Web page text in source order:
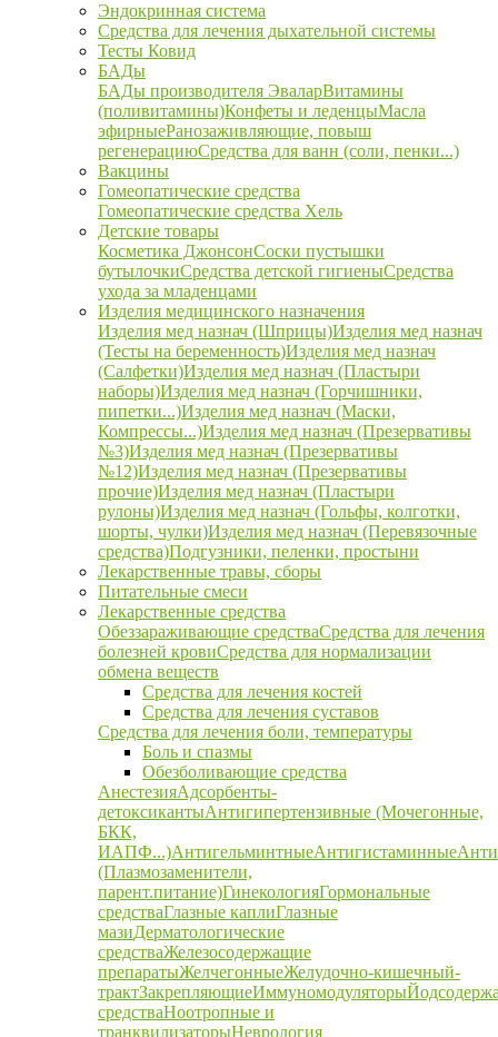
Эндокринная система
Средства для лечения дыхательной системы
Тесты Ковид
БАДы
БАДы производителя ЭваларВитамины
(поливитамины)Конфеты и леденцыМасла
эфирныеРанозаживляющие, повыш
регенерациюСредства для ванн (соли, пенки...)
Вакцины
Гомеопатические средства
Гомеопатические средства Хель
Детские товары
Косметика ДжонсонСоски пустышки
бутылочкиСредства детской гигиеныСредства
ухода за младенцами
Изделия медицинского назначения
Изделия мед назнач (Шприцы)Изделия мед назнач
(Тесты на беременность)Изделия мед назнач
(Салфетки)Изделия мед назнач (Пластыри
наборы)Изделия мед назнач (Горчишники,
пипетки...)Изделия мед назнач (Маски,
Компрессы...)Изделия мед назнач (Презервативы
№3)Изделия мед назнач (Презервативы
№12)Изделия мед назнач (Презервативы
прочие)Изделия мед назнач (Пластыри
рулоны)Изделия мед назнач (Гольфы, колготки,
шорты, чулки)Изделия мед назнач (Перевязочные
средства)Подгузники, пеленки, простыни
Лекарственные травы, сборы
Питательные смеси
Лекарственные средства
Обеззараживающие средстваСредства для лечения
болезней кровиСредства для нормализации
обмена веществ
Средства для лечения костей
Средства для лечения суставов
Средства для лечения боли, температуры
Боль и спазмы
Обезболивающие средства
АнестезияАдсорбенты-
детоксикантыАнтигипертензивные (Мочегонные,
БКК,
ИАПФ...)АнтигельминтныеАнтигистаминные
(Плазмозаменители,
парент.питание)ГинекологияГормональные
средстваГлазные каплиГлазные
мазиДерматологические
средстваЖелезосодержащие
препаратыЖелчегонныеЖелудочно-кишечный-
трактЗакрепляющиеИммуномодуляторы
средстваНоотропные и
транквилизаторыНеврология